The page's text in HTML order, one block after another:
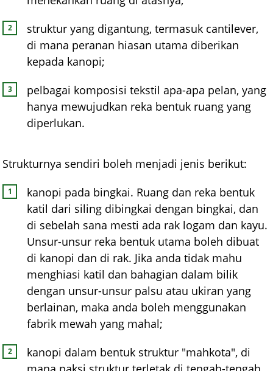
struktur yang digantung, termasuk cantilever,
di mana peranan hiasan utama diberikan
kepada kanopi;
pelbagai komposisi tekstil apa-apa pelan, yang
hanya mewujudkan reka bentuk ruang yang
diperlukan.
Strukturnya sendiri boleh menjadi jenis berikut:
kanopi pada bingkai. Ruang dan reka bentuk
katil dari siling dibingkai dengan bingkai, dan
di sebelah sana mesti ada rak logam dan kayu.
Unsur-unsur reka bentuk utama boleh dibuat
di kanopi dan di rak. Jika anda tidak mahu
menghiasi katil dan bahagian dalam bilik
dengan unsur-unsur palsu atau ukiran yang
berlainan, maka anda boleh menggunakan
fabrik mewah yang mahal;
kanopi dalam bentuk struktur "mahkota", di